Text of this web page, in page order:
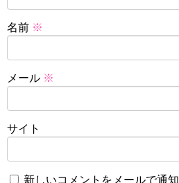
名前 ※
メール ※
サイト
新しいコメントをメールで通知